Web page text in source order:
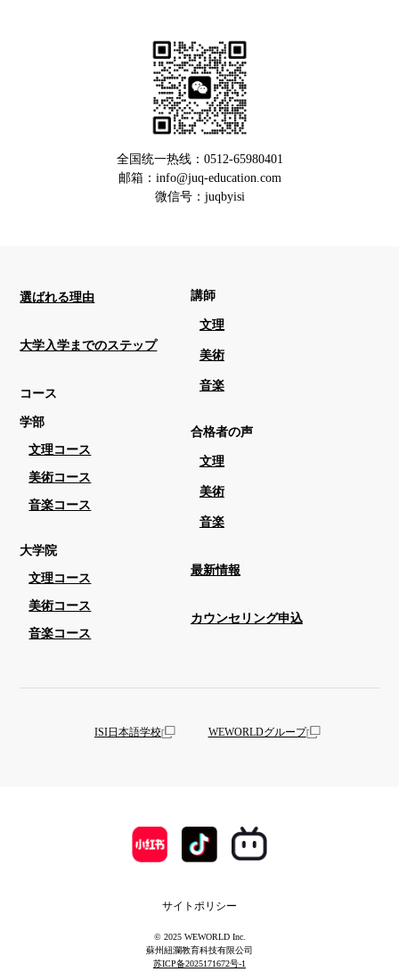
全国统一热线：0512-65980401
邮箱：info@juq-education.com
微信号：juqbyisi
選ばれる理由
大学入学までのステップ
コース
学部
文理コース
美術コース
音楽コース
大学院
文理コース
美術コース
音楽コース
講師
文理
美術
音楽
合格者の声
文理
美術
音楽
最新情報
カウンセリング申込
ISI日本語学校 WEWORLDグループ
サイトポリシー
© 2025 WEWORLD Inc.
蘇州紐瀾教育科技有限公司
苏ICP备2025171672号-1